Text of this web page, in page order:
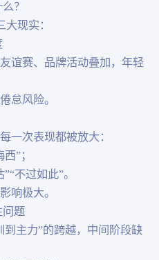
？
现实：
谊赛、品牌活动叠加，年轻
怠风险。
一次表现都被放大：
”；
不过如此”。
响极大。
题
主力”的跨越，中间阶段缺